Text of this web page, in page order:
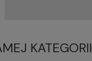
KATEGORII